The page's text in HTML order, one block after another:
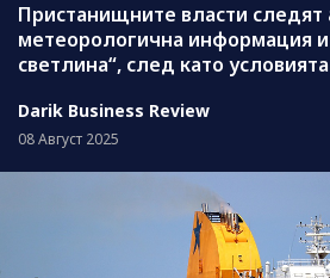
Пристанищните власти следят
метеорологична информация
светлина“, след като
Darik Business Review
08 Август 2025